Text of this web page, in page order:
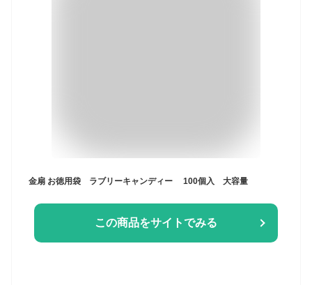
金扇 お徳用袋 ラブリーキャンディー 100個入 大容量
この商品をサイトでみる